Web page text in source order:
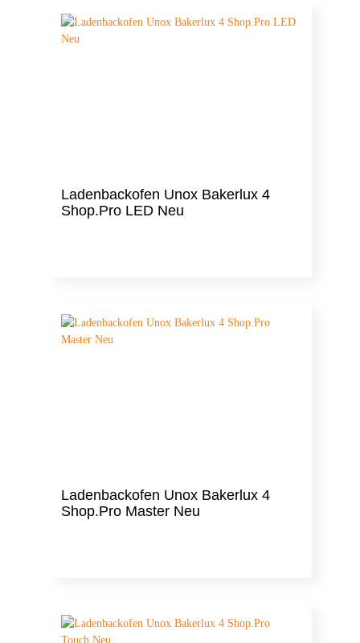
Ladenbackofen Unox Bakerlux 4
Shop.Pro LED Neu
Ladenbackofen Unox Bakerlux 4
Shop.Pro Master Neu